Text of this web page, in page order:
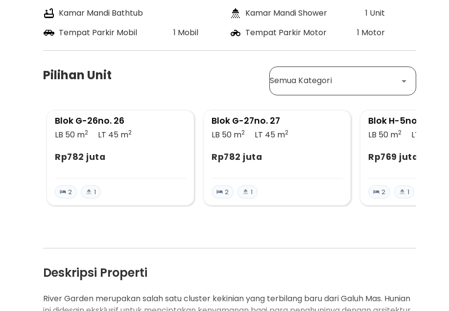
Kamar Mandi Bathtub Kamar Mandi Shower
1 Unit
Tempat Parkir Mobil
1 Mobil Tempat Parkir Motor 1 Motor
Pilihan Unit Semua Kategori
Blok G-26no. 26
LB 50 m2 LT 45 m2
Rp782 juta
2 1
Blok G-27no. 27
LB 50 m2 LT 45 m2
Rp782 juta
2 1
Blok H-5no. 5
LB 50 m2 LT 45
Rp769 juta
2 1
Deskripsi Properti
River Garden merupakan salah satu cluster kekinian yang terbilang baru dari Galuh Mas. Hunian